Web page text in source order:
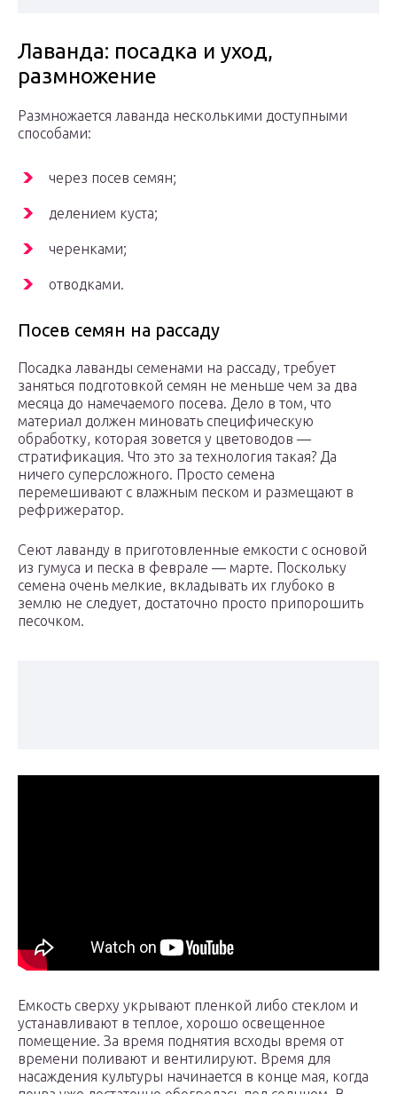
Лаванда: посадка и уход,
размножение
Размножается лаванда несколькими доступными
способами:
через посев семян;
делением куста;
черенками;
отводками.
Посев семян на рассаду
Посадка лаванды семенами на рассаду, требует
заняться подготовкой семян не меньше чем за два
месяца до намечаемого посева. Дело в том, что
материал должен миновать специфическую
обработку, которая зовется у цветоводов —
стратификация. Что это за технология такая? Да
ничего суперсложного. Просто семена
перемешивают с влажным песком и размещают в
рефрижератор.
Сеют лаванду в приготовленные емкости с основой
из гумуса и песка в феврале — марте. Поскольку
семена очень мелкие, вкладывать их глубоко в
землю не следует, достаточно просто припорошить
песочком.
Емкость сверху укрывают пленкой либо стеклом и
устанавливают в теплое, хорошо освещенное
помещение. За время поднятия всходы время от
времени поливают и вентилируют. Время для
насаждения культуры начинается в конце мая, когда